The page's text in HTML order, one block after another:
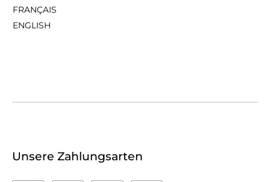
FRANÇAIS
ENGLISH
Unsere Zahlungsarten